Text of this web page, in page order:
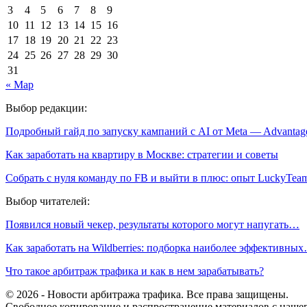
3
4 5 6 7 8
9
10 11 12 13 14 15 16
17 18 19 20 21 22 23
24 25 26 27 28 29 30
31
« Мар
Выбор редакции:
Подробный гайд по запуску кампаний с AI от Meta —
Как заработать на квартиру в Москве: стратегии и советы
Собрать с нуля команду по FB и выйти в плюс: опыт
Выбор читателей:
Появился новый чекер, результаты которого могут напугать…
Как заработать на Wildberries: подборка наиболее
Что такое арбитраж трафика и как в нем зарабатывать?
© 2026 - Новости арбитража трафика. Все права защищены.